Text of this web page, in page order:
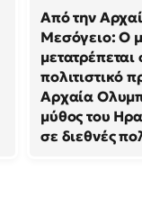
Από την
Μεσόγειο: Ο
μετατρέπεται
πολιτιστικό
Αρχαία
μύθος του
σε διεθνές